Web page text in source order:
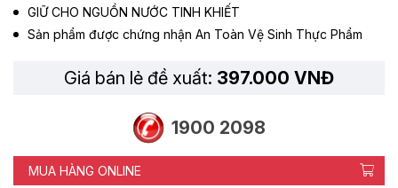
GIỮ CHO NGUỒN NƯỚC TINH KHIẾT
Sản phẩm được chứng nhận An Toàn Vệ Sinh Thực Phẩm
Giá bán lẻ đề xuất: 397.000 VNĐ
1900 2098
MUA HÀNG ONLINE